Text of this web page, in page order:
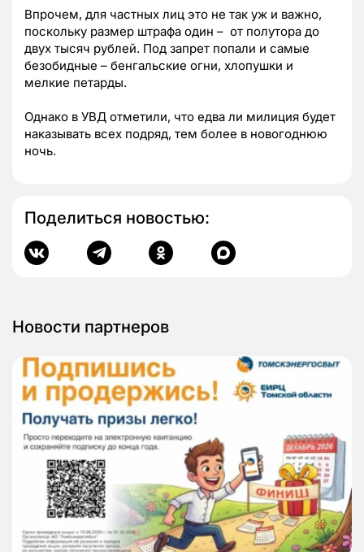
Впрочем, для частных лиц это не так уж и важно,
поскольку размер штрафа один – от полутора до
двух тысяч рублей. Под запрет попали и самые
безобидные – бенгальские огни, хлопушки и
мелкие петарды.
Однако в УВД отметили, что едва ли милиция будет
наказывать всех подряд, тем более в новогоднюю
ночь.
Поделиться новостью:
Новости партнеров